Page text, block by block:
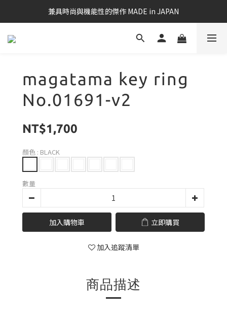
兼具時尚與機能性的傑作 MADE in JAPAN
magatama key ring
No.01691-v2
NT$1,700
顏色 : BLACK
數量
加入購物車 立即購買
加入追蹤清單
商品描述